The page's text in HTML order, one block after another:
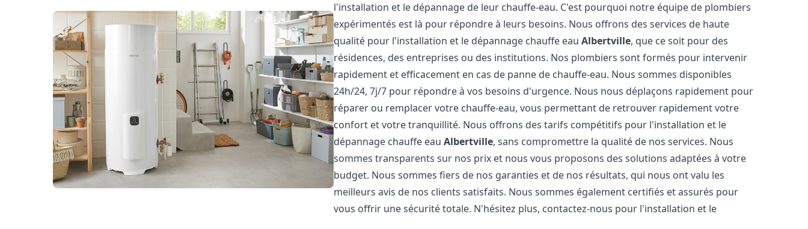
l'installation et le dépannage de leur chauffe-eau. C'est pourquoi notre équipe de plombiers
expérimentés est là pour répondre à leurs besoins. Nous offrons des services de haute
qualité pour l'installation et le dépannage chauffe eauAlbertville, que ce soit pour des
résidences, des entreprises ou des institutions. Nos plombiers sont formés pour intervenir
rapidement et efficacement en cas de panne de chauffe-eau. Nous sommes disponibles
24h/24, 7j/7 pour répondre à vos besoins d'urgence. Nous nous déplaçons rapidement pour
réparer ou remplacer votre chauffe-eau, vous permettant de retrouver rapidement votre
confort et votre tranquillité. Nous offrons des tarifs compétitifs pour l'installation et le
dépannage chauffe eauAlbertville, sans compromettre la qualité de nos services. Nous
sommes transparents sur nos prix et nous vous proposons des solutions adaptées à votre
budget. Nous sommes fiers de nos garanties et de nos résultats, qui nous ont valu les
meilleurs avis de nos clients satisfaits. Nous sommes également certifiés et assurés pour
vous offrir une sécurité totale. N'hésitez plus, contactez-nous pour l'installation et le